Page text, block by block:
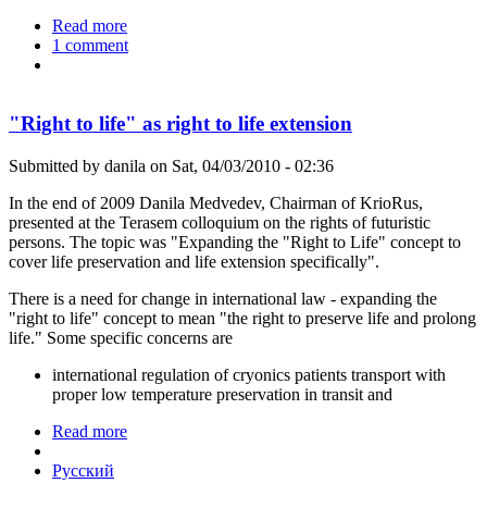
Read more
1 comment
"Right to life" as right to life extension
Submitted by danila on Sat, 04/03/2010 - 02:36
In the end of 2009 Danila Medvedev, Chairman of KrioRus,
presented at the Terasem colloquium on the rights of futuristic
persons. The topic was "Expanding the "Right to Life" concept to
cover life preservation and life extension specifically".
There is a need for change in international law - expanding the
"right to life" concept to mean "the right to preserve life and prolong
life." Some specific concerns are
international regulation of cryonics patients transport with
proper low temperature preservation in transit and
Read more
Русский